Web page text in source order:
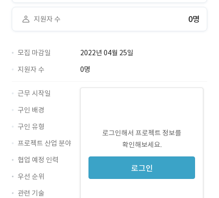
지원자 수 0명
모집 마감일
2022년 04월 25일
지원자 수
0명
로그인해서 프로젝트 정보를
확인해보세요.
로그인
근무 시작일
구인 배경
구인 유형
프로젝트 산업 분야
협업 예정 인력
우선 순위
관련 기술